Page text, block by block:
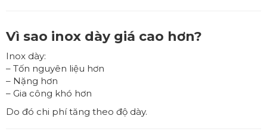
Vì sao inox dày giá cao hơn?
Inox dày:
– Tốn nguyên liệu hơn
– Nặng hơn
– Gia công khó hơn
Do đó chi phí tăng theo độ dày.